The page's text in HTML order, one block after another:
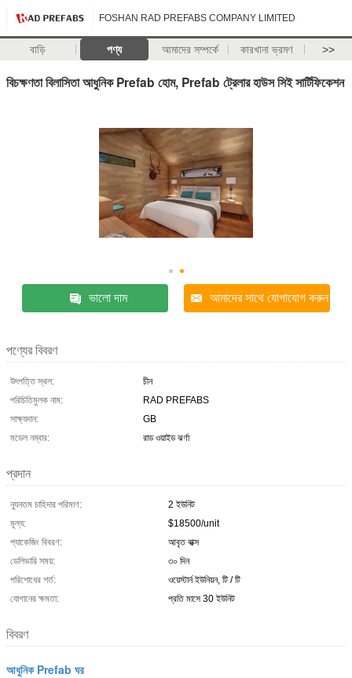
FOSHAN RAD PREFABS COMPANY LIMITED
বাড়ি পণ্য আমাদের সম্পর্কে কারখানা ভ্রমণ >>
বিচক্ষণতা বিলাসিতা আধুনিক Prefab হোম, Prefab ট্রেলার হাউস সিই সার্টিফিকেশন
ভালো দাম আমাদের সাথে যোগাযোগ করুন
পণ্যের বিবরণ
উৎপত্তি স্থল:
চীন
পরিচিতিমুলক নাম:
RAD PREFABS
সাক্ষ্যদান:
GB
মডেল নম্বার:
রাড ওয়াইড ঝর্ণা
প্রদান
ন্যূনতম চাহিদার পরিমাণ:
2 ইউনিট
মূল্য:
$18500/unit
প্যাকেজিং বিবরণ:
আবৃত বাক্স
ডেলিভারি সময়:
৩০ দিন
পরিশোধের শর্ত:
ওয়েস্টার্ন ইউনিয়ন, টি / টি
যোগানের ক্ষমতা:
প্রতি মাসে 30 ইউনিট
বিবরণ
আধুনিক Prefab ঘর